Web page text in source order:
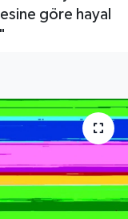
göre hayal